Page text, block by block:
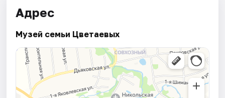
Адрес
Музей семьи Цветаевых